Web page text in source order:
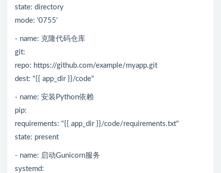
state: directory
mode: '0755'
- name: 克隆代码仓库
git:
repo: https://github.com/example/myapp.git
dest: "{{ app_dir }}/code"
- name: 安装Python依赖
pip:
requirements: "{{ app_dir }}/code/requirements.txt"
state: present
- name: 启动Gunicorn服务
systemd: